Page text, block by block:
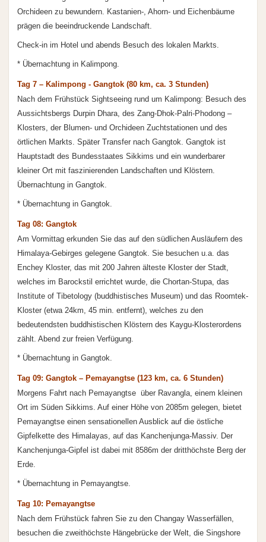
Orchideen zu bewundern. Kastanien-, Ahorn- und Eichenbäume
prägen die beeindruckende Landschaft.
Check-in im Hotel und abends Besuch des lokalen Markts.
* Übernachtung in Kalimpong.
Tag 7 – Kalimpong - Gangtok (80 km, ca. 3 Stunden)
Nach dem Frühstück Sightseeing rund um Kalimpong: Besuch des
Aussichtsbergs Durpin Dhara, des Zang-Dhok-Palri-Phodong –
Klosters, der Blumen- und Orchideen Zuchtstationen und des
örtlichen Markts. Später Transfer nach Gangtok. Gangtok ist
Hauptstadt des Bundesstaates Sikkims und ein wunderbarer
kleiner Ort mit faszinierenden Landschaften und Klöstern.
Übernachtung in Gangtok.
* Übernachtung in Gangtok.
Tag 08: Gangtok
Am Vormittag erkunden Sie das auf den südlichen Ausläufern des
Himalaya-Gebirges gelegene Gangtok. Sie besuchen u.a. das
Enchey Kloster, das mit 200 Jahren älteste Kloster der Stadt,
welches im Barockstil errichtet wurde, die Chortan-Stupa, das
Institute of Tibetology (buddhistisches Museum) und das Roomtek-
Kloster (etwa 24km, 45 min. entfernt), welches zu den
bedeutendsten buddhistischen Klöstern des Kaygu-Klosterordens
zählt. Abend zur freien Verfügung.
* Übernachtung in Gangtok.
Tag 09: Gangtok – Pemayangtse (123 km, ca. 6 Stunden)
Morgens Fahrt nach Pemayangtse über Ravangla, einem kleinen
Ort im Süden Sikkims. Auf einer Höhe von 2085m gelegen, bietet
Pemayangtse einen sensationellen Ausblick auf die östliche
Gipfelkette des Himalayas, auf das Kanchenjunga-Massiv. Der
Kanchenjunga-Gipfel ist dabei mit 8586m der dritthöchste Berg der
Erde.
* Übernachtung in Pemayangtse.
Tag 10: Pemayangtse
Nach dem Frühstück fahren Sie zu den Changay Wasserfällen,
besuchen die zweithöchste Hängebrücke der Welt, die Singshore